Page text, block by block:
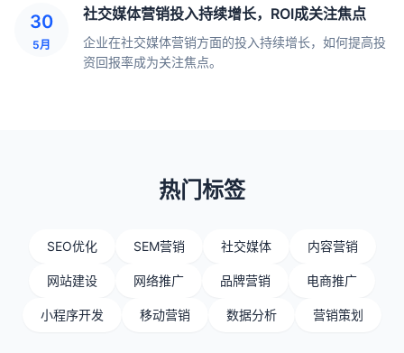
30
5月
社交媒体营销投入持续增长，ROI成关注焦点
企业在社交媒体营销方面的投入持续增长，如何提高投
资回报率成为关注焦点。
热门标签
SEO优化 SEM营销 社交媒体 内容营销
网站建设 网络推广 品牌营销 电商推广
小程序开发 移动营销 数据分析 营销策划